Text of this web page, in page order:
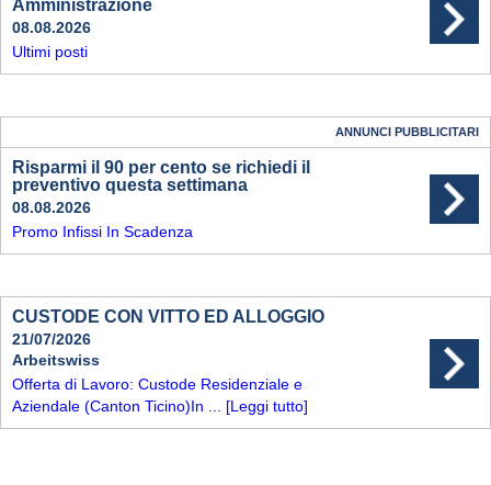
Amministrazione
08.08.2026
Ultimi posti
ANNUNCI PUBBLICITARI
Risparmi il 90 per cento se richiedi il
preventivo questa settimana
08.08.2026
Promo Infissi In Scadenza
CUSTODE CON VITTO ED ALLOGGIO
21/07/2026
Arbeitswiss
Offerta di Lavoro: Custode Residenziale e
Aziendale (Canton Ticino)In ... [Leggi tutto]